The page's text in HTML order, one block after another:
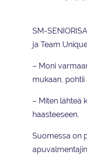
SM-
ja Team
– Moni
mukaan, pohtii
– Miten lähteä
haasteeseen.
Suomessa on